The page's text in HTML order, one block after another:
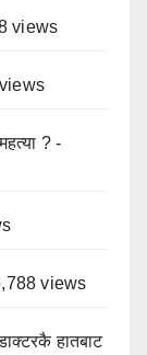
views
? -
views
हातबाट